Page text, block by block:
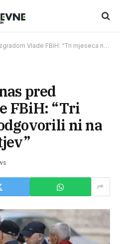
“Tri mjeseca nisu odgovorili ni na jedan naš zahtjev”
pred
FBiH: “Tri
ni na